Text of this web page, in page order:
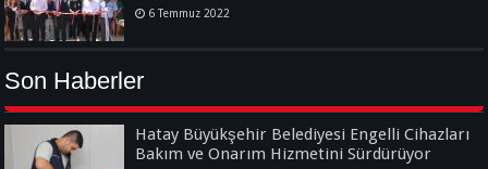
6 Temmuz 2022
Son Haberler
Hatay Büyükşehir Belediyesi Engelli Cihazları
Bakım ve Onarım Hizmetini Sürdürüyor